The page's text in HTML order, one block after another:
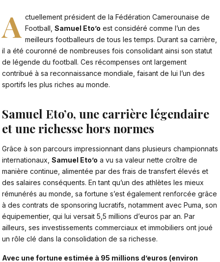
A ctuellement président de la Fédération Camerounaise de
Football,Samuel Eto’o est considéré comme l’un des
meilleurs footballeurs de tous les temps. Durant sa carrière,
il a été couronné de nombreuses fois consolidant ainsi son statut
de légende du football. Ces récompenses ont largement
contribué à sa reconnaissance mondiale, faisant de lui l’un des
sportifs les plus riches au monde.
Samuel Eto’o, une carrière légendaire
et une richesse hors normes
Grâce à son parcours impressionnant dans plusieurs championnats
internationaux, Samuel Eto’o a vu sa valeur nette croître de
manière continue, alimentée par des frais de transfert élevés et
des salaires conséquents. En tant qu’un des athlètes les mieux
rémunérés au monde, sa fortune s’est également renforcée grâce
à des contrats de sponsoring lucratifs, notamment avec Puma, son
équipementier, qui lui versait 5,5 millions d’euros par an. Par
ailleurs, ses investissements commerciaux et immobiliers ont joué
un rôle clé dans la consolidation de sa richesse.
Avec une fortune estimée à 95 millions d’euros (environ